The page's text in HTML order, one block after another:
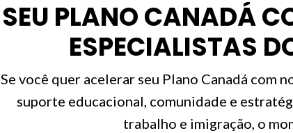
SEU PLANO CANADÁ
ESPECIALISTAS
Se você quer acelerar seu Plano Canadá com
suporte educacional, comunidade e
trabalho e imigração, o